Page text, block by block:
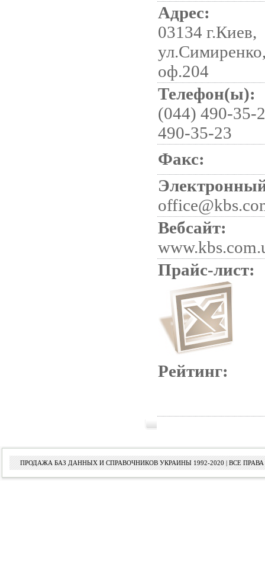
Адрес:
03134 г.Киев,
оф.204
Телефон(ы):
(044) 490-35-
490-35-23
Факс:
Вебсайт:
Прайс-лист:
Рейтинг:
ПРОДАЖА БАЗ ДАННЫХ И СПРАВОЧНИКОВ УКРАИНЫ 1992-2020 | ВСЕ